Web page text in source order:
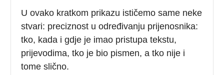
U ovako kratkom prikazu ističemo same neke
stvari: preciznost u određivanju prijenosnika:
tko, kada i gdje je imao pristupa tekstu,
prijevodima, tko je bio pismen, a tko nije i
tome slično.